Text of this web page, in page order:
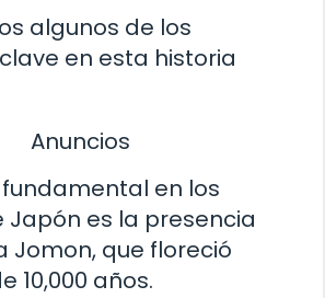
algunos de los
en esta historia
Anuncios
en los
Japón es la presencia
Jomon, que floreció
10,000 años.